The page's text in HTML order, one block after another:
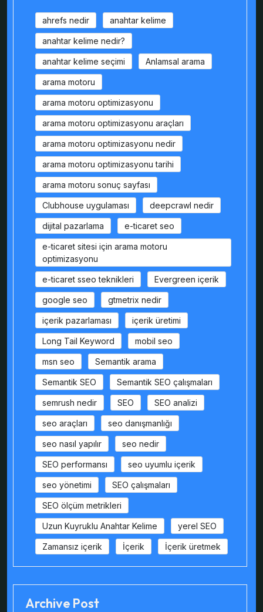
ahrefs nedir anahtar kelime
anahtar kelime nedir?
anahtar kelime seçimi Anlamsal arama
arama motoru
arama motoru optimizasyonu
arama motoru optimizasyonu araçları
arama motoru optimizasyonu nedir
arama motoru optimizasyonu tarihi
arama motoru sonuç sayfası
Clubhouse uygulaması deepcrawl nedir
dijital pazarlama e-ticaret seo
e-ticaret sitesi için arama motoru
optimizasyonu
e-ticaret sseo teknikleri Evergreen içerik
google seo gtmetrix nedir
içerik pazarlaması içerik üretimi
Long Tail Keyword mobil seo
msn seo Semantik arama
Semantik SEO Semantik SEO çalışmaları
semrush nedir SEO SEO analizi
seo araçları seo danışmanlığı
seo nasıl yapılır seo nedir
SEO performansı seo uyumlu içerik
seo yönetimi SEO çalışmaları
SEO ölçüm metrikleri
Uzun Kuyruklu Anahtar Kelime yerel SEO
Zamansız içerik İçerik İçerik üretmek
Archive Post